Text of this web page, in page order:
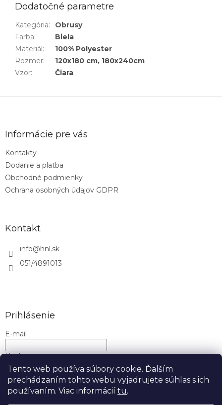
Tento web používa súbory cookie. Ďalším
prechádzaním tohto webu vyjadrujete súhlas s ich
používaním. Viac informácií tu.
Dodatočné parametre
Kategória:
Obrusy
Farba:
Biela
Materiál:
100% Polyester
Rozmer:
120x180 cm, 180x240cm
Vzor: Čiara
Informácie pre vás
Kontakty
Dodanie a platba
Obchodné podmienky
Ochrana osobných údajov GDPR
Kontakt
info@hnl.sk
051/4891013
Prihlásenie
E-mail
Heslo
PRIHLÁSIŤ SA
Nová registrácia Zabudnuté heslo